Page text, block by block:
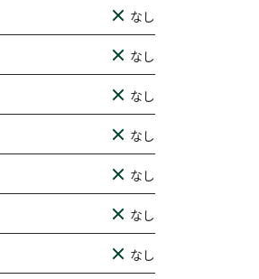
なし
なし
なし
なし
なし
なし
なし